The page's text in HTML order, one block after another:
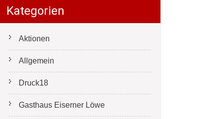
Kategorien
Aktionen
Allgemein
Druck18
Gasthaus Eiserner Löwe